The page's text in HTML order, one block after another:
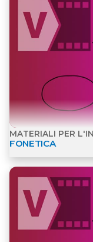
MATERIALI PER
FONETICA
Apri dettagli